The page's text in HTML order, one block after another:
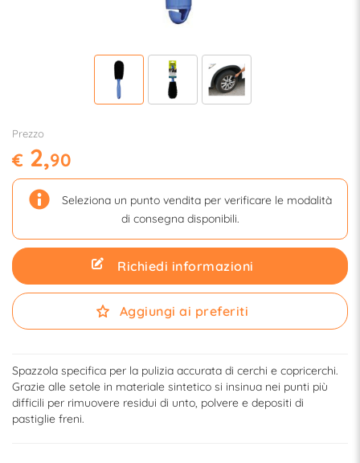
Prezzo
€ 2,90
Seleziona un punto vendita per verificare le modalità
di consegna disponibili.
Richiedi informazioni
Aggiungi ai preferiti
Spazzola specifica per la pulizia accurata di cerchi e copricerchi.
Grazie alle setole in materiale sintetico si insinua nei punti più
difficili per rimuovere residui di unto, polvere e depositi di
pastiglie freni.